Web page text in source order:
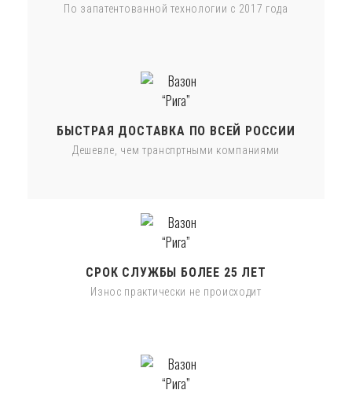
По запатентованной технологии с 2017 года
БЫСТРАЯ ДОСТАВКА ПО ВСЕЙ РОССИИ
Дешевле, чем транспртными компаниями
СРОК СЛУЖБЫ БОЛЕЕ 25 ЛЕТ
Износ практически не происходит